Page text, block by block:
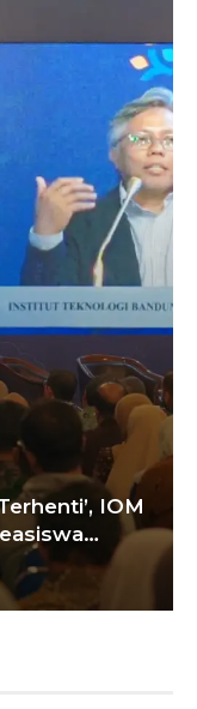
IOM